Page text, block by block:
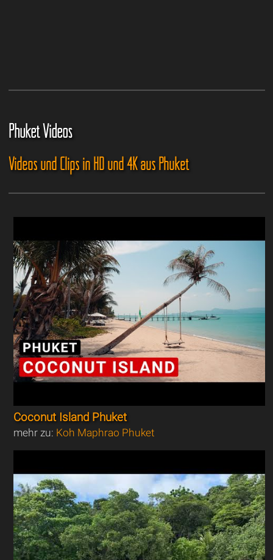
Phuket Videos
Videos und Clips in HD und 4K aus Phuket
Coconut Island Phuket
mehr zu: Koh Maphrao Phuket